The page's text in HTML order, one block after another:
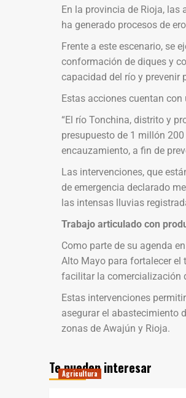
En la provincia de Rioja, las
ha generado procesos de
Frente a este escenario, se
conformación de diques y
capacidad del río y prevenir
Estas acciones cuentan
“El río Tonchina, distrito y
presupuesto de 1 millón
encauzamiento, a fin de
Las intervenciones, que
de emergencia declarado
las intensas lluvias
Trabajo articulado con
Como parte de su agenda
Alto Mayo para fortalecer el
facilitar la comercialización
Estas intervenciones
asegurar el abastecimiento
zonas de Awajún y Rioja.
Te pueden interesar
Agricultura